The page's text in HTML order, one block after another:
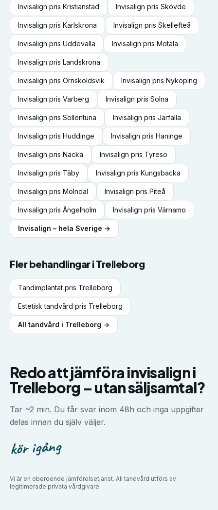
Invisalign pris Kristianstad Invisalign pris Skövde
Invisalign pris Karlskrona Invisalign pris Skellefteå
Invisalign pris Uddevalla Invisalign pris Motala
Invisalign pris Landskrona
Invisalign pris Örnsköldsvik Invisalign pris Nyköping
Invisalign pris Varberg Invisalign pris Solna
Invisalign pris Sollentuna Invisalign pris Järfälla
Invisalign pris Huddinge Invisalign pris Haninge
Invisalign pris Nacka Invisalign pris Tyresö
Invisalign pris Täby Invisalign pris Kungsbacka
Invisalign pris Mölndal Invisalign pris Piteå
Invisalign pris Ängelholm Invisalign pris Värnamo
Invisalign – hela Sverige →
Fler behandlingar i Trelleborg
Tandimplantat pris Trelleborg
Estetisk tandvård pris Trelleborg
All tandvård i Trelleborg →
Redo att jämförainvisaligni
Trelleborg –utan säljsamtal?
Tar ~2 min. Du får svar inom 48h och inga uppgifter
delas innan du själv väljer.
kör igång
Vi är en oberoende jämförelsetjänst. All tandvård utförs av
legitimerade privata vårdgivare.